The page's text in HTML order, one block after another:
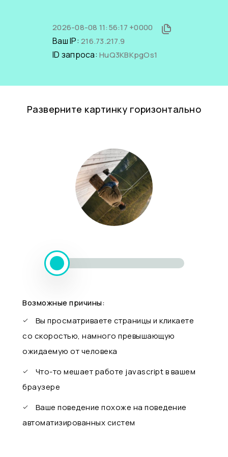
2026-08-08 11:56:17 +0000
Ваш IP: 216.73.217.9
ID запроса: HuQ3KBKpgOs1
Разверните картинку горизонтально
Возможные причины:
Вы просматриваете страницы и кликаете
со скоростью, намного превышающую
ожидаемую от человека
Что-то мешает работе javascript в вашем
браузере
Ваше поведение похоже на поведение
автоматизированных систем